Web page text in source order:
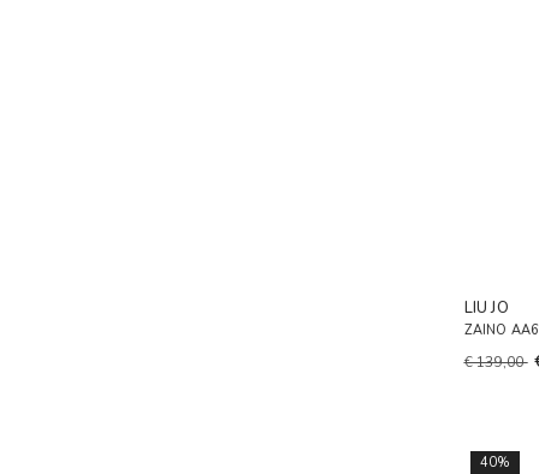
LIU JO
ZAINO
€ 139,00
40%